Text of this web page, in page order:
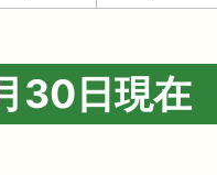
30日現在